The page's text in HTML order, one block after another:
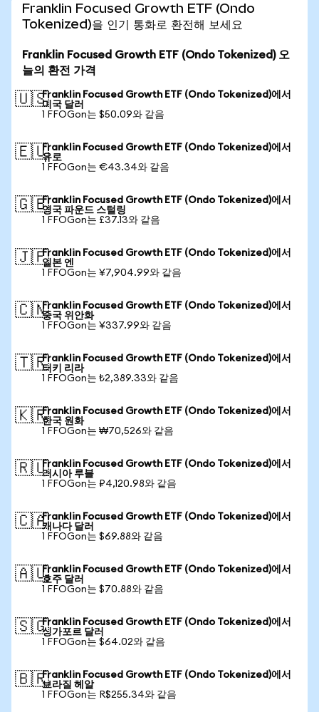
Franklin Focused Growth ETF (Ondo
Tokenized)을 인기 통화로 환전해 보세요
Franklin Focused Growth ETF (Ondo Tokenized) 오
늘의 환전 가격
🇺🇸Franklin Focused Growth ETF (Ondo Tokenized)에서
미국 달러
1 FFOGon는 $50.09와 같음
🇪🇺Franklin Focused Growth ETF (Ondo Tokenized)에서
유로
1 FFOGon는 €43.34와 같음
🇬🇧Franklin Focused Growth ETF (Ondo Tokenized)에서
영국 파운드 스털링
1 FFOGon는 £37.13와 같음
🇯🇵Franklin Focused Growth ETF (Ondo Tokenized)에서
일본 엔
1 FFOGon는 ¥7,904.99와 같음
🇨🇳Franklin Focused Growth ETF (Ondo Tokenized)에서
중국 위안화
1 FFOGon는 ¥337.99와 같음
🇹🇷Franklin Focused Growth ETF (Ondo Tokenized)에서
터키 리라
1 FFOGon는 ₺2,389.33와 같음
🇰🇷Franklin Focused Growth ETF (Ondo Tokenized)에서
한국 원화
1 FFOGon는 ₩70,526와 같음
🇷🇺Franklin Focused Growth ETF (Ondo Tokenized)에서
러시아 루블
1 FFOGon는 ₽4,120.98와 같음
🇨🇦Franklin Focused Growth ETF (Ondo Tokenized)에서
캐나다 달러
1 FFOGon는 $69.88와 같음
🇦🇺Franklin Focused Growth ETF (Ondo Tokenized)에서
호주 달러
1 FFOGon는 $70.88와 같음
🇸🇬Franklin Focused Growth ETF (Ondo Tokenized)에서
싱가포르 달러
1 FFOGon는 $64.02와 같음
🇧🇷Franklin Focused Growth ETF (Ondo Tokenized)에서
브라질 헤알
1 FFOGon는 R$255.34와 같음